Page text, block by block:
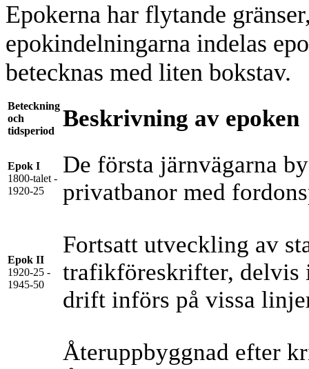
Epokerna har flytande
epokindelningarna indelas
betecknas med liten bokstav.
Beteckning
och
tidsperiod
Beskrivning av epoken
Epok I
1800-talet -
1920-25
De första järnvägarna
privatbanor med
Epok II
1920-25 -
1945-50
Fortsatt utveckling av
trafikföreskrifter, delvis
drift införs på vissa
Återuppbyggnad efter